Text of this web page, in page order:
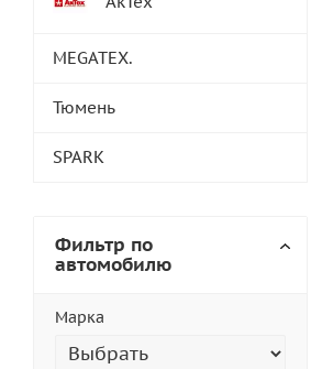
MEGATEX.
Тюмень
SPARK
Фильтр по
автомобилю
Марка